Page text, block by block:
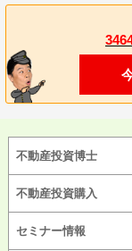
不動産投資博士
不動産投資購入
セミナー情報